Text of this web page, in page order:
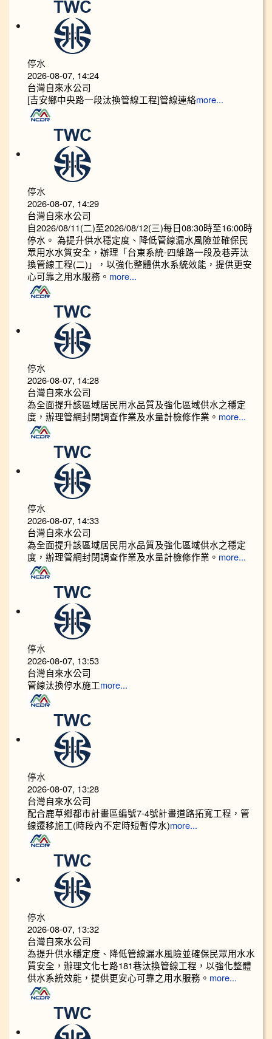
停水
2026-08-07, 14:24
台灣自來水公司
[吉安鄉中央路一段汰換管線工程]管線連絡more...
停水
2026-08-07, 14:29
台灣自來水公司
自2026/08/11(二)至2026/08/12(三)每日08:30時至16:00時
停水。 為提升供水穩定度、降低管線漏水風險並確保民
眾用水水質安全，辦理「台東系統-四維路一段及巷弄汰
換管線工程(二)」，以強化整體供水系統效能，提供更安
心可靠之用水服務。 more...
停水
2026-08-07, 14:28
台灣自來水公司
為全面提升該區域居民用水品質及強化區域供水之穩定
度，辦理管網封閉調查作業及水量計檢修作業。 more...
停水
2026-08-07, 14:33
台灣自來水公司
為全面提升該區域居民用水品質及強化區域供水之穩定
度，辦理管網封閉調查作業及水量計檢修作業。 more...
停水
2026-08-07, 13:53
台灣自來水公司
管線汰換停水施工more...
停水
2026-08-07, 13:28
台灣自來水公司
配合鹿草鄉都市計畫區編號7-4號計畫道路拓寬工程，管
線遷移施工(時段內不定時短暫停水)more...
停水
2026-08-07, 13:32
台灣自來水公司
為提升供水穩定度、降低管線漏水風險並確保民眾用水水
質安全，辦理文化七路181巷汰換管線工程，以強化整體
供水系統效能，提供更安心可靠之用水服務。 more...